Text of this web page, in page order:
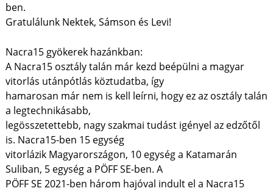
ben.
Gratulálunk Nektek, Sámson és Levi!
Nacra15 gyökerek hazánkban:
A Nacra15 osztály talán már kezd beépülni a magyar
vitorlás utánpótlás köztudatba, így
hamarosan már nem is kell leírni, hogy ez az osztály talán
a legtechnikásabb,
legösszetettebb, nagy szakmai tudást igényel az edzőtől
is. Nacra15-ben 15 egység
vitorlázik Magyarországon, 10 egység a Katamarán
Suliban, 5 egység a PÖFF SE-ben. A
PÖFF SE 2021-ben három hajóval indult el a Nacra15